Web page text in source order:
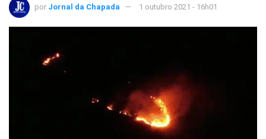
por Jornal da Chapada 1 outubro 2021 - 16h01